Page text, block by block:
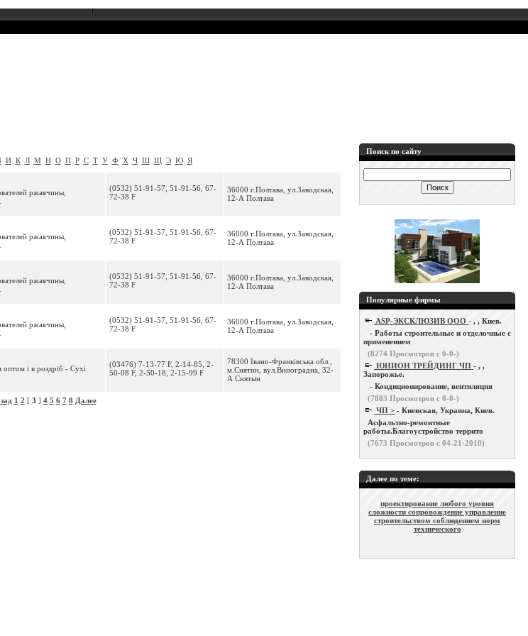
И К Л М Н О П Р С Т У Ф Х Ч Ш Щ Э Ю Я
ржавчины,
(0532) 51-91-57, 51-91-56, 67-
72-38 F
36000 г.Полтава, ул.Заводская,
12-А Полтава
ржавчины,
(0532) 51-91-57, 51-91-56, 67-
72-38 F
36000 г.Полтава, ул.Заводская,
12-А Полтава
ржавчины,
(0532) 51-91-57, 51-91-56, 67-
72-38 F
36000 г.Полтава, ул.Заводская,
12-А Полтава
ржавчины,
(0532) 51-91-57, 51-91-56, 67-
72-38 F
36000 г.Полтава, ул.Заводская,
12-А Полтава
і в роздріб - Сухі
(03476) 7-13-77 F, 2-14-85, 2-
50-08 F, 2-50-18, 2-15-99 F
78300 Івано-Франківська обл.,
м.Снятин, вул.Виноградна, 32-
А Снятын
1 2 [ 3 ] 4 5 6 7 8 Далее
Поиск по сайту
Популярные фирмы
ASP-ЭКСКЛЮЗИВ ООО - , , Киев.
- Работы строительные и отделочные с
применением
(8274 Просмотров с 0-0-)
ЮНИОН ТРЕЙДИНГ ЧП - , ,
Запорожье.
- Кондиционирование, вентиляция
(7883 Просмотров с 0-0-)
ЧП > - Киевская, Украина, Киев.
Асфальтно-ремонтные
работы.Благоустройство террито
(7673 Просмотров с 04-21-2010)
Далее по теме:
проектирование любого уровня
сложности сопровождение управление
строительством соблюдением норм
технического